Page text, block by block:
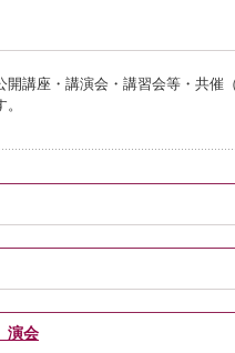
開講座・講演会・講習会等・共催
演会